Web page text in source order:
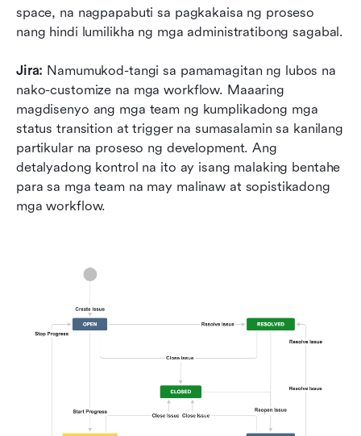
space, na nagpapabuti sa pagkakaisa ng proseso
nang hindi lumilikha ng mga administratibong sagabal.
Jira: Namumukod-tangi sa pamamagitan ng lubos na
nako-customize na mga workflow. Maaaring
magdisenyo ang mga team ng kumplikadong mga
status transition at trigger na sumasalamin sa kanilang
partikular na proseso ng development. Ang
detalyadong kontrol na ito ay isang malaking bentahe
para sa mga team na may malinaw at sopistikadong
mga workflow.